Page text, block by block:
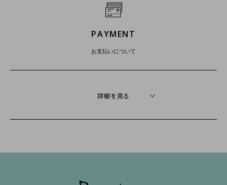
PAYMENT
お支払いについて
詳細を見る